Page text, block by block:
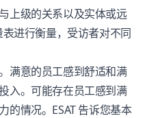
上级的关系以及实体或远
进行衡量，受访者对不同
满意的员工感到舒适和满
入。可能存在员工感到满
的情况。ESAT 告诉您基本